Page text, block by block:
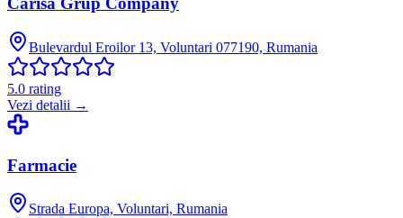
Bulevardul Eroilor 13, Voluntari 077190, Rumania
5.0 rating
Vezi detalii →
Farmacie
Strada Europa, Voluntari, Rumania